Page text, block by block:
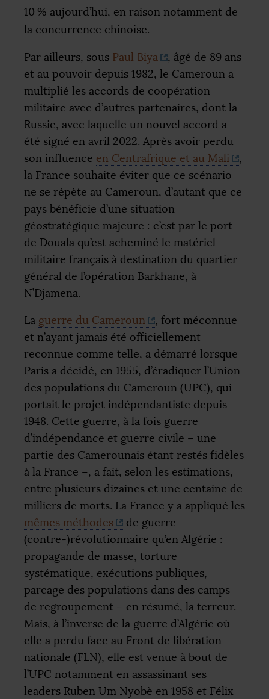
10 % aujourd’hui, en raison notamment de
la concurrence chinoise.
Par ailleurs, sous Paul Biya
, âgé de 89 ans
et au pouvoir depuis 1982, le Cameroun a
multiplié les accords de coopération
militaire avec d’autres partenaires, dont la
Russie, avec laquelle un nouvel accord a
été signé en avril 2022. Après avoir perdu
son influence en Centrafrique et au Mali
,
la France souhaite éviter que ce scénario
ne se répète au Cameroun, d’autant que ce
pays bénéficie d’une situation
géostratégique majeure : c’est par le port
de Douala qu’est acheminé le matériel
militaire français à destination du quartier
général de l’opération Barkhane, à
N’Djamena.
La guerre du Cameroun
, fort méconnue
et n’ayant jamais été officiellement
reconnue comme telle, a démarré lorsque
Paris a décidé, en 1955, d’éradiquer l’Union
des populations du Cameroun (UPC), qui
portait le projet indépendantiste depuis
1948. Cette guerre, à la fois guerre
d’indépendance et guerre civile – une
partie des Camerounais étant restés fidèles
à la France –, a fait, selon les estimations,
entre plusieurs dizaines et une centaine de
milliers de morts. La France y a appliqué les
mêmes méthodes
de guerre
(contre-)révolutionnaire qu’en Algérie :
propagande de masse, torture
systématique, exécutions publiques,
parcage des populations dans des camps
de regroupement – en résumé, la terreur.
Mais, à l’inverse de la guerre d’Algérie où
elle a perdu face au Front de libération
nationale (FLN), elle est venue à bout de
l’UPC notamment en assassinant ses
leaders Ruben Um Nyobè en 1958 et Félix